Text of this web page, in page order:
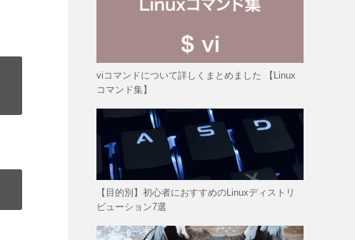
viコマンドについて詳しくまとめました 【Linux
コマンド集】
【目的別】初心者におすすめのLinuxディストリ
ビューション7選